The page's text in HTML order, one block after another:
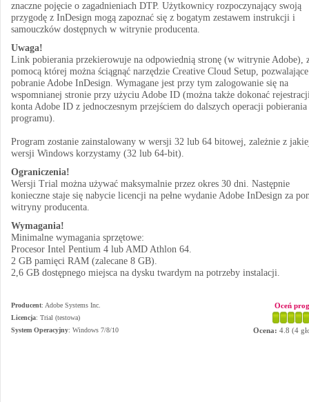
znaczne pojęcie o zagadnieniach DTP. Użytkownicy rozpoczynający swoją
przygodę z InDesign mogą zapoznać się z bogatym zestawem instrukcji i
samouczków dostępnych w witrynie producenta.
Uwaga!
Link pobierania przekierowuje na odpowiednią stronę (w witrynie Adobe),
pomocą której można ściągnąć narzędzie Creative Cloud Setup,
pobranie Adobe InDesign. Wymagane jest przy tym zalogowanie się na
wspomnianej stronie przy użyciu Adobe ID (można także dokonać
konta Adobe ID z jednoczesnym przejściem do dalszych operacji pobierania
programu).
Program zostanie zainstalowany w wersji 32 lub 64 bitowej, zależnie z
wersji Windows korzystamy (32 lub 64-bit).
Ograniczenia!
Wersji Trial można używać maksymalnie przez okres 30 dni. Następnie
konieczne staje się nabycie licencji na pełne wydanie Adobe InDesign za
witryny producenta.
Wymagania!
Minimalne wymagania sprzętowe:
Procesor Intel Pentium 4 lub AMD Athlon 64.
2 GB pamięci RAM (zalecane 8 GB).
2,6 GB dostępnego miejsca na dysku twardym na potrzeby instalacji.
Producent: Adobe Systems Inc.
Licencja: Trial (testowa)
System Operacyjny: Windows 7/8/10
Oceń
Ocena: 4.8 (4